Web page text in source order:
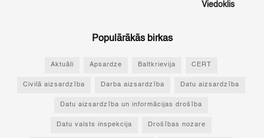
Viedoklis
Populārākās birkas
Aktuāli Apsardze Baltkrievija CERT
Civilā aizsardzība Darba aizsardzība Datu aizsardzība
Datu aizsardzība un informācijas drošība
Datu valsts inspekcija Drošības nozare